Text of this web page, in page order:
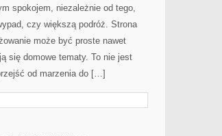
spokojem, niezależnie od tego,
czy większą podróż. Strona
może być proste nawet
się domowe tematy. To nie jest
od marzenia do […]